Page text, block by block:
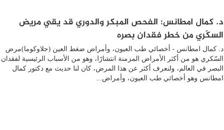
د. كمال امطانس: الفحص المبكر والدوري قد يقي مريض
السكّري من خطر فقدان بصره
د. كمال امطانس - أخصائي طب العيون، وأمراض ضغط العين (جلاوكوما)مرض
السّكري هو من أكثر الأمراض المزمنة انتشارًا، وهو من الأسباب الرئيسية لفقدان
البصر في العالم، ولنعرف أكثر عن هذا المرض، كان لنا حديث مع دكتور كمال
امطانس وهو أخصائي طب العيون، وأمراض...